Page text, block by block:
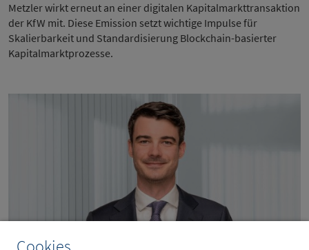
Metzler wirkt erneut an einer digitalen Kapitalmarkttransaktion
der KfW mit. Diese Emission setzt wichtige Impulse für
Skalierbarkeit und Standardisierung Blockchain-basierter
Kapitalmarktprozesse.